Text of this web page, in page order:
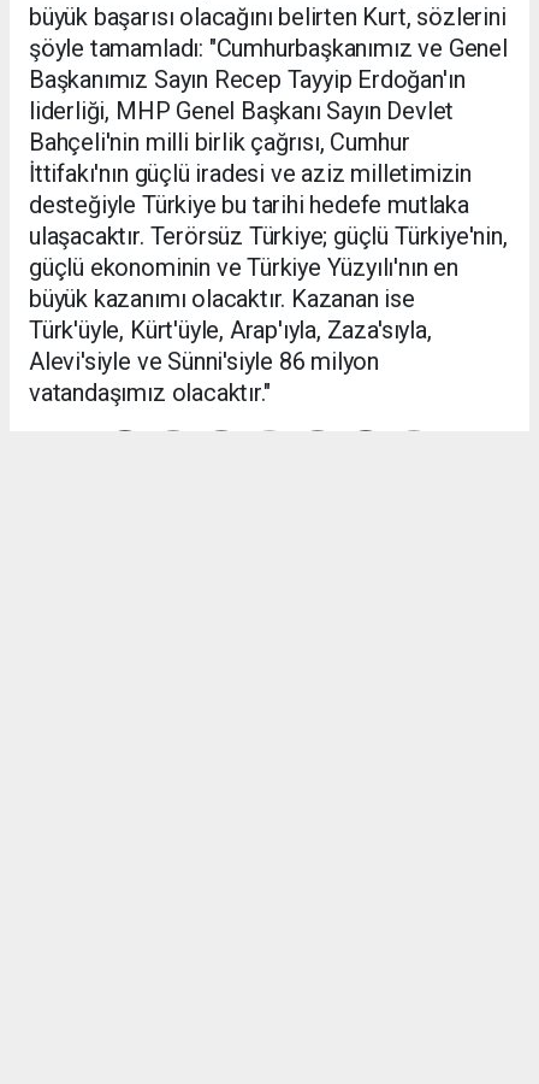
büyük başarısı olacağını belirten Kurt, sözlerini
şöyle tamamladı: "Cumhurbaşkanımız ve Genel
Başkanımız Sayın Recep Tayyip Erdoğan'ın
liderliği, MHP Genel Başkanı Sayın Devlet
Bahçeli'nin milli birlik çağrısı, Cumhur
İttifakı'nın güçlü iradesi ve aziz milletimizin
desteğiyle Türkiye bu tarihi hedefe mutlaka
ulaşacaktır. Terörsüz Türkiye; güçlü Türkiye'nin,
güçlü ekonominin ve Türkiye Yüzyılı'nın en
büyük kazanımı olacaktır. Kazanan ise
Türk'üyle, Kürt'üyle, Arap'ıyla, Zaza'sıyla,
Alevi'siyle ve Sünni'siyle 86 milyon
vatandaşımız olacaktır."